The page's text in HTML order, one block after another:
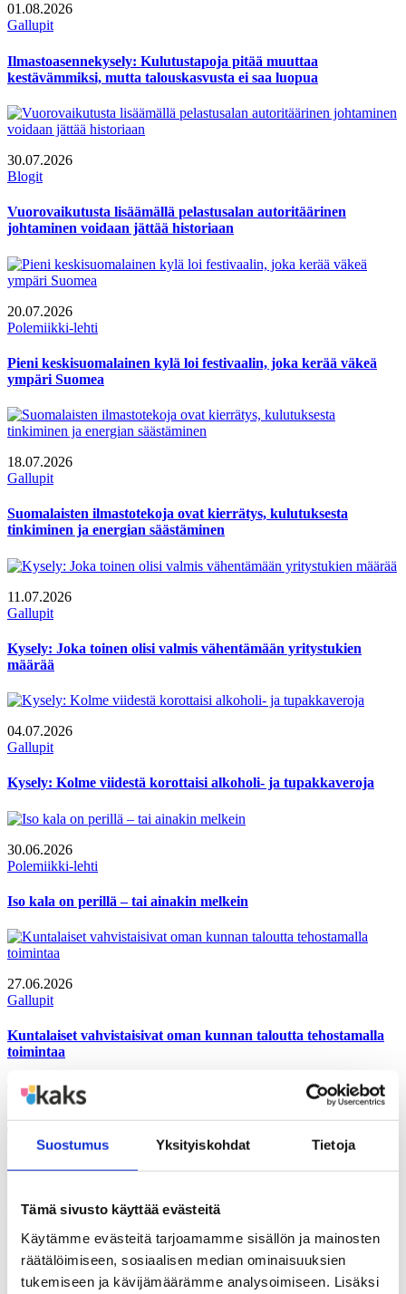
Suostumus Yksityiskohdat Tietoja
Tämä sivusto käyttää evästeitä
Käytämme evästeitä tarjoamamme sisällön ja mainosten
räätälöimiseen, sosiaalisen median ominaisuuksien
tukemiseen ja kävijämäärämme analysoimiseen. Lisäksi
01.08.2026
Gallupit
Ilmastoasennekysely: Kulutustapoja pitää muuttaa
kestävämmiksi, mutta talouskasvusta ei saa luopua
30.07.2026
Blogit
Vuorovaikutusta lisäämällä pelastusalan autoritäärinen
johtaminen voidaan jättää historiaan
20.07.2026
Polemiikki-lehti
Pieni keskisuomalainen kylä loi festivaalin, joka kerää väkeä
ympäri Suomea
18.07.2026
Gallupit
Suomalaisten ilmastotekoja ovat kierrätys, kulutuksesta
tinkiminen ja energian säästäminen
11.07.2026
Gallupit
Kysely: Joka toinen olisi valmis vähentämään yritystukien
määrää
04.07.2026
Gallupit
Kysely: Kolme viidestä korottaisi alkoholi- ja tupakkaveroja
30.06.2026
Polemiikki-lehti
Iso kala on perillä – tai ainakin melkein
27.06.2026
Gallupit
Kuntalaiset vahvistaisivat oman kunnan taloutta tehostamalla
toimintaa
Tutustu myös näihin julkaisuihin
Tutustu myös näihin gallupeihin
2026/III
GALLUP
keinoihin talouden pohjan vahvistamiseksi, suomalaisen
aikuisväestön näkemykset verotuksesta, suomalaisen aikuisväestön
suhtautuminen yritystukiin Tutkimusaineisto on koottu Gallup